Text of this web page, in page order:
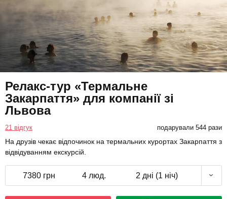
Релакс-тур «Термальне
Закарпаття» для компанії зі
Львова
21 відгук подарували 544 рази
На друзів чекає відпочинок на термальних курортах Закарпаття з
відвідуванням екскурсій.
7380 грн 4 люд. 2 дні (1 ніч)